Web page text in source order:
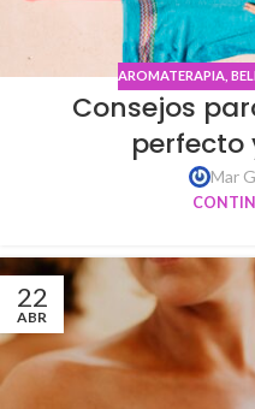
AROMATERAPIA,
Consejos
perfecto
Mar
22
ABR